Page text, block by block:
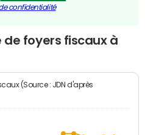
confidentialité
de foyers fiscaux à
(Source : JDN d'après